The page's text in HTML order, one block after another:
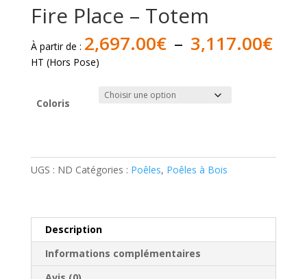
Fire Place – Totem
À partir de : 2,697.00€ – 3,117.00€
de
HT (Hors Pose)
Coloris
Fire
Totem
UGS : ND Catégories : Poêles, Poêles à Bois
Description
Informations complémentaires